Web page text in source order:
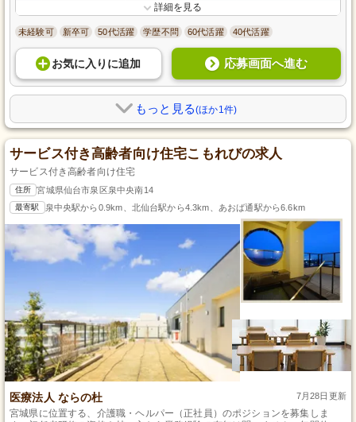
詳細を見る
未経験可 新卒可 50代活躍 学歴不問 60代活躍 40代活躍
お気に入り に追加 応募画面へ進む
もっと見る(ほか1件)
サービス付き高齢者向け住宅こもれびの求人
サービス付き高齢者向け住宅
住所 宮城県仙台市泉区泉中央南14
最寄駅 泉中央駅から0.9km、北仙台駅から4.3km、あおば通駅から6.6km
医療法人 ならの杜 7月28日更新
宮城県に位置する、介護職・ヘルパー（正社員）のポジションを募集しま